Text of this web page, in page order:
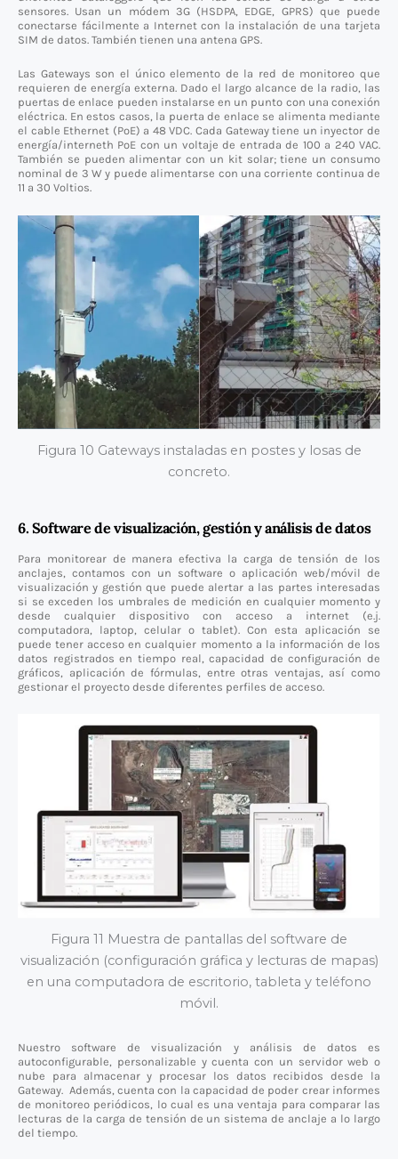
sensores. Usan un módem 3G (HSDPA, EDGE, GPRS) que puede
conectarse fácilmente a Internet con la instalación de una tarjeta
SIM de datos. También tienen una antena GPS.
Las Gateways son el único elemento de la red de monitoreo que
requieren de energía externa. Dado el largo alcance de la radio, las
puertas de enlace pueden instalarse en un punto con una conexión
eléctrica. En estos casos, la puerta de enlace se alimenta mediante
el cable Ethernet (PoE) a 48 VDC. Cada Gateway tiene un inyector de
energía/interneth PoE con un voltaje de entrada de 100 a 240 VAC.
También se pueden alimentar con un kit solar; tiene un consumo
nominal de 3 W y puede alimentarse con una corriente continua de
11 a 30 Voltios.
Figura 10 Gateways instaladas en postes y losas de
concreto.
6. Software de visualización, gestión y análisis de datos
Para monitorear de manera efectiva la carga de tensión de los
anclajes, contamos con un software o aplicación web/móvil de
visualización y gestión que puede alertar a las partes interesadas
si se exceden los umbrales de medición en cualquier momento y
desde cualquier dispositivo con acceso a internet (e.j.
computadora, laptop, celular o tablet). Con esta aplicación se
puede tener acceso en cualquier momento a la información de los
datos registrados en tiempo real, capacidad de configuración de
gráficos, aplicación de fórmulas, entre otras ventajas, así como
gestionar el proyecto desde diferentes perfiles de acceso.
Figura 11 Muestra de pantallas del software de
visualización (configuración gráfica y lecturas de mapas)
en una computadora de escritorio, tableta y teléfono
móvil.
Nuestro software de visualización y análisis de datos es
autoconfigurable, personalizable y cuenta con un servidor web o
nube para almacenar y procesar los datos recibidos desde la
Gateway. Además, cuenta con la capacidad de poder crear informes
de monitoreo periódicos, lo cual es una ventaja para comparar las
lecturas de la carga de tensión de un sistema de anclaje a lo largo
del tiempo.